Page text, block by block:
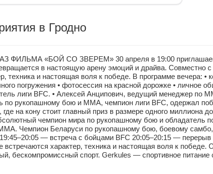
в Гродно
«БОЙ СО ЗВЕРЕМ» 30 апреля в 19:00 приглашаем
в настоящую арену эмоций и драйва.
техника и настоящая воля к победе. В программе вечера:
погружения • фотосессия на красной дорожке • личное
лиги BFC. • Алексей Анципович, ведущий менеджер по
по рукопашному бою и ММА, чемпион лиги BFC, одержал
где на кону стоит главный приз в размере одного
чемпион мира по рукопашному бою и обладатель
Чемпион Беларуси по рукопашному бою, боевому
19:45–20:05 — встреча с бойцами BFC 20:05–20:15 —
встречаются характер, техника и настоящая воля к
бескомпромиссный спорт. Gerkules — спортивное